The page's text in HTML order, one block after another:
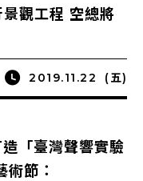
觀工程 空總將
2019.11.22 (五)
「臺灣聲響實驗
節：